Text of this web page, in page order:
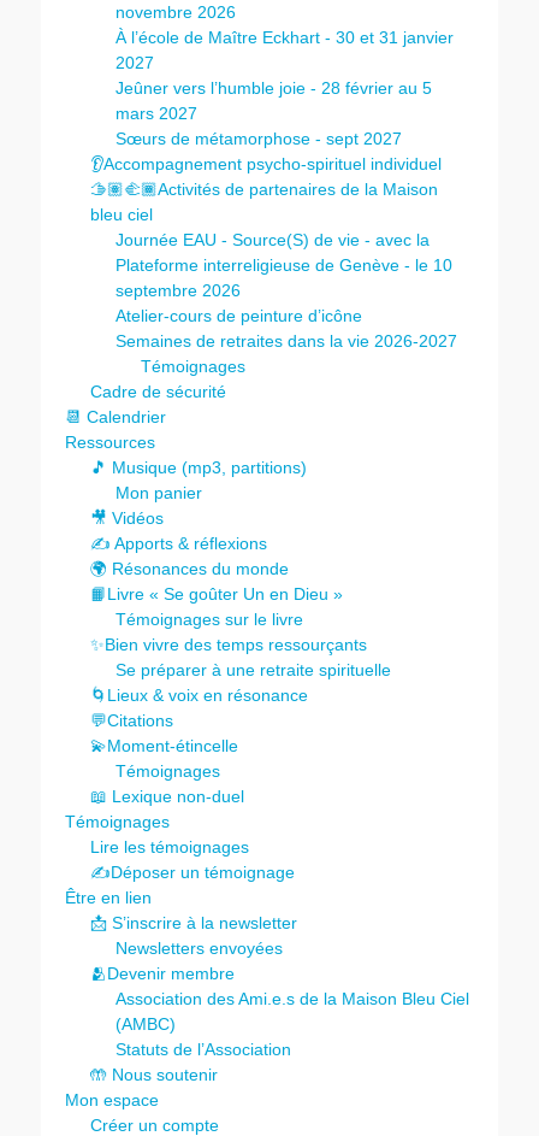
novembre 2026
À l’école de Maître Eckhart - 30 et 31 janvier
2027
Jeûner vers l’humble joie - 28 février au 5
mars 2027
Sœurs de métamorphose - sept 2027
👂Accompagnement psycho-spirituel individuel
🫱🏽‍🫲🏾Activités de partenaires de la Maison
bleu ciel
Journée EAU - Source(S) de vie - avec la
Plateforme interreligieuse de Genève - le 10
septembre 2026
Atelier-cours de peinture d’icône
Semaines de retraites dans la vie 2026-2027
Témoignages
Cadre de sécurité
📆 Calendrier
Ressources
🎵 Musique (mp3, partitions)
Mon panier
🎥 Vidéos
✍️ Apports & réflexions
🌍 Résonances du monde
📙Livre « Se goûter Un en Dieu »
Témoignages sur le livre
✨Bien vivre des temps ressourçants
Se préparer à une retraite spirituelle
🌀Lieux & voix en résonance
💬Citations
💫Moment-étincelle
Témoignages
📖 Lexique non-duel
Témoignages
Lire les témoignages
✍️Déposer un témoignage
Être en lien
📩 S’inscrire à la newsletter
Newsletters envoyées
🫂Devenir membre
Association des Ami.e.s de la Maison Bleu Ciel
(AMBC)
Statuts de l’Association
🤲 Nous soutenir
Mon espace
Créer un compte